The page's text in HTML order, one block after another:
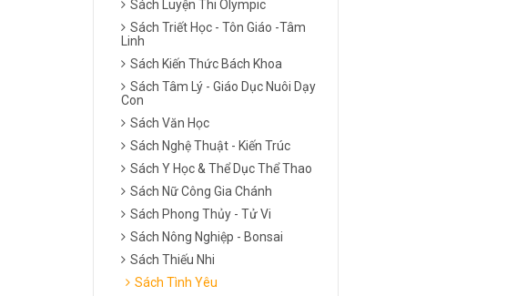
Sách Luyện Thi Olympic
Sách Triết Học - Tôn Giáo -Tâm
Linh
Sách Kiến Thức Bách Khoa
Sách Tâm Lý - Giáo Dục Nuôi Dạy
Con
Sách Văn Học
Sách Nghệ Thuật - Kiến Trúc
Sách Y Học & Thể Dục Thể Thao
Sách Nữ Công Gia Chánh
Sách Phong Thủy - Tử Vi
Sách Nông Nghiệp - Bonsai
Sách Thiếu Nhi
Sách Tình Yêu